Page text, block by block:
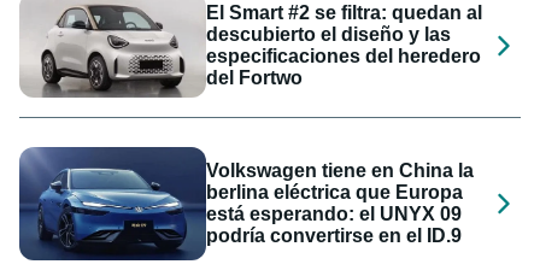
El Smart #2 se filtra: quedan al
descubierto el diseño y las
especificaciones del heredero
del Fortwo
Volkswagen tiene en China la
berlina eléctrica que Europa
está esperando: el UNYX 09
podría convertirse en el ID.9